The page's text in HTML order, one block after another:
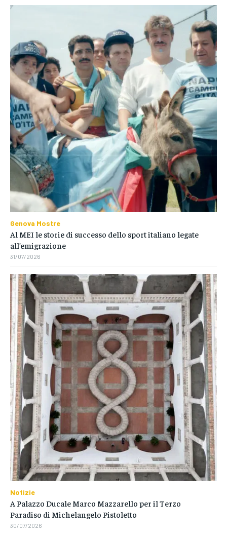
Genova Mostre
Al MEI le storie di successo dello sport italiano legate
all’emigrazione
31/07/2026
Notizie
A Palazzo Ducale Marco Mazzarello per il Terzo
Paradiso di Michelangelo Pistoletto
30/07/2026